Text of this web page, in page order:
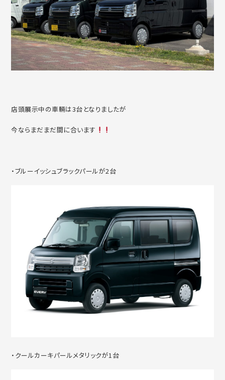
店頭展示中の車輛は3台となりましたが
今ならまだまだ間に合います
・ブルーイッシュブラックパールが2台
・クールカーキパールメタリックが1台